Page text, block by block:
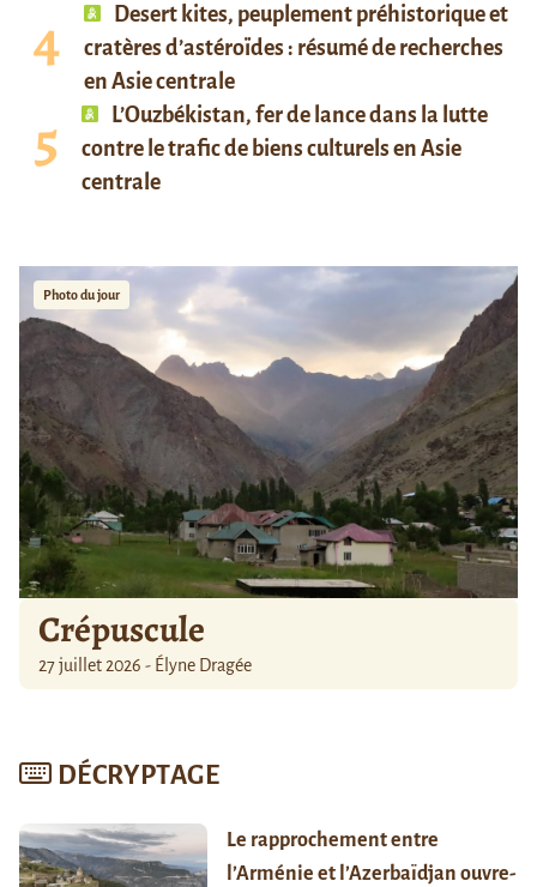
Desert kites, peuplement préhistorique et
cratères d’astéroïdes : résumé de recherches
en Asie centrale
L’Ouzbékistan, fer de lance dans la lutte
contre le trafic de biens culturels en Asie
centrale
Photo du jour
Crépuscule
27 juillet 2026 - Élyne Dragée
DÉCRYPTAGE
Le rapprochement entre
l’Arménie et l’Azerbaïdjan ouvre-